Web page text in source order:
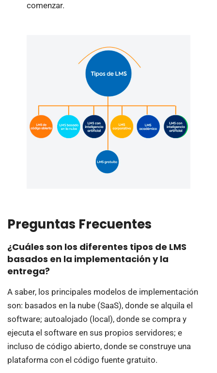
comenzar.
Preguntas Frecuentes
¿Cuáles son los diferentes tipos de LMS
basados en la implementación y la
entrega?
A saber, los principales modelos de implementación
son: basados en la nube (SaaS), donde se alquila el
software; autoalojado (local), donde se compra y
ejecuta el software en sus propios servidores; e
incluso de código abierto, donde se construye una
plataforma con el código fuente gratuito.